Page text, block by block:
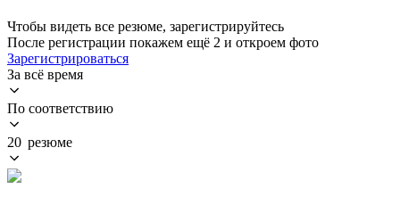
Чтобы видеть все резюме, зарегистрируйтесь
После регистрации покажем ещё 2 и откроем фото
Зарегистрироваться
За всё время
По соответствию
20 резюме